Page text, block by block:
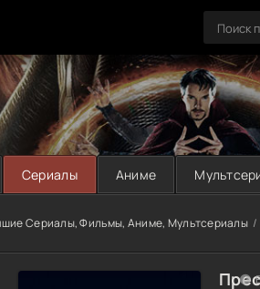
Сериалы Аниме
Сериалы, Фильмы, Аниме, Мультсериалы